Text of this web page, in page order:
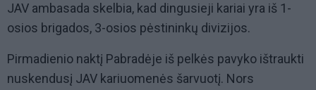
JAV ambasada skelbia, kad dingusieji kariai yra iš 1-
osios brigados, 3-osios pėstininkų divizijos.
Pirmadienio naktį Pabradėje iš pelkės pavyko ištraukti
nuskendusį JAV kariuomenės šarvuotį. Nors